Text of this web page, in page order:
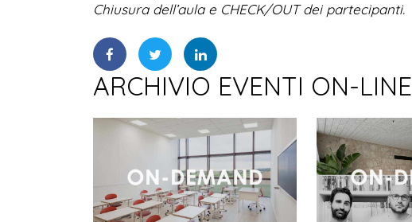
Chiusura dell’aula e CHECK/OUT dei partecipanti.
ARCHIVIO EVENTI ON-LINE